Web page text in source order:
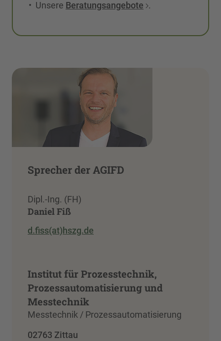
• Unsere Beratungsangebote .
Sprecher der AGIFD
Dipl.-Ing. (FH)
Daniel Fiß
d.fiss(at)hszg.de
Institut für Prozesstechnik,
Prozessautomatisierung und
Messtechnik
Messtechnik / Prozessautomatisierung
02763 Zittau